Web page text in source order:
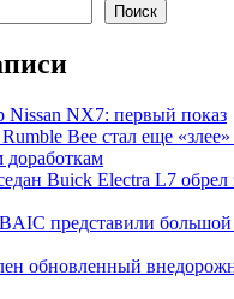
Поиск
Nissan NX7: первый показ
Bee стал еще «злее»
доработкам
Buick Electra L7 обрел
представили большой
обновленный